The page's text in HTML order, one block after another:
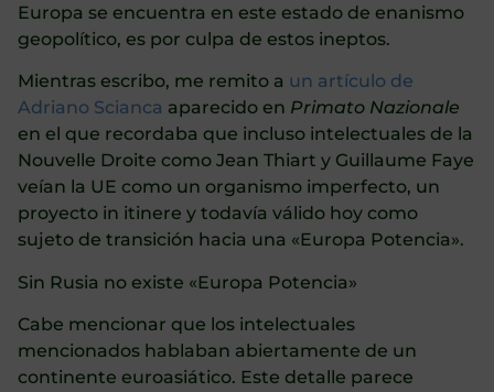
Europa se encuentra en este estado de enanismo
geopolítico, es por culpa de estos ineptos.
Mientras escribo, me remito a un artículo de
Adriano Scianca aparecido en Primato Nazionale
en el que recordaba que incluso intelectuales de la
Nouvelle Droite como Jean Thiart y Guillaume Faye
veían la UE como un organismo imperfecto, un
proyecto in itinere y todavía válido hoy como
sujeto de transición hacia una «Europa Potencia».
Sin Rusia no existe «Europa Potencia»
Cabe mencionar que los intelectuales
mencionados hablaban abiertamente de un
continente euroasiático. Este detalle parece